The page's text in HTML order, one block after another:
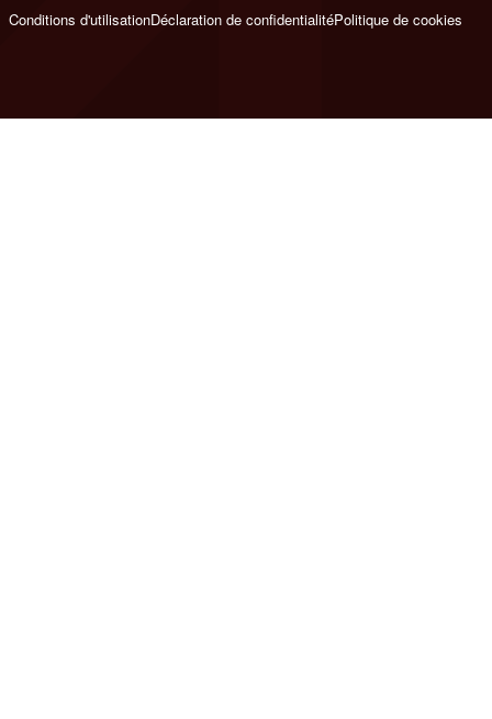
Conditions d'utilisationDéclaration de confidentialitéPolitique de cookies